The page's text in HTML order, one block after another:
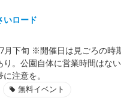
いロード
月下旬 ※開催日は見ごろの時
。公園自体に営業時間はな
注意を。
無料イベント